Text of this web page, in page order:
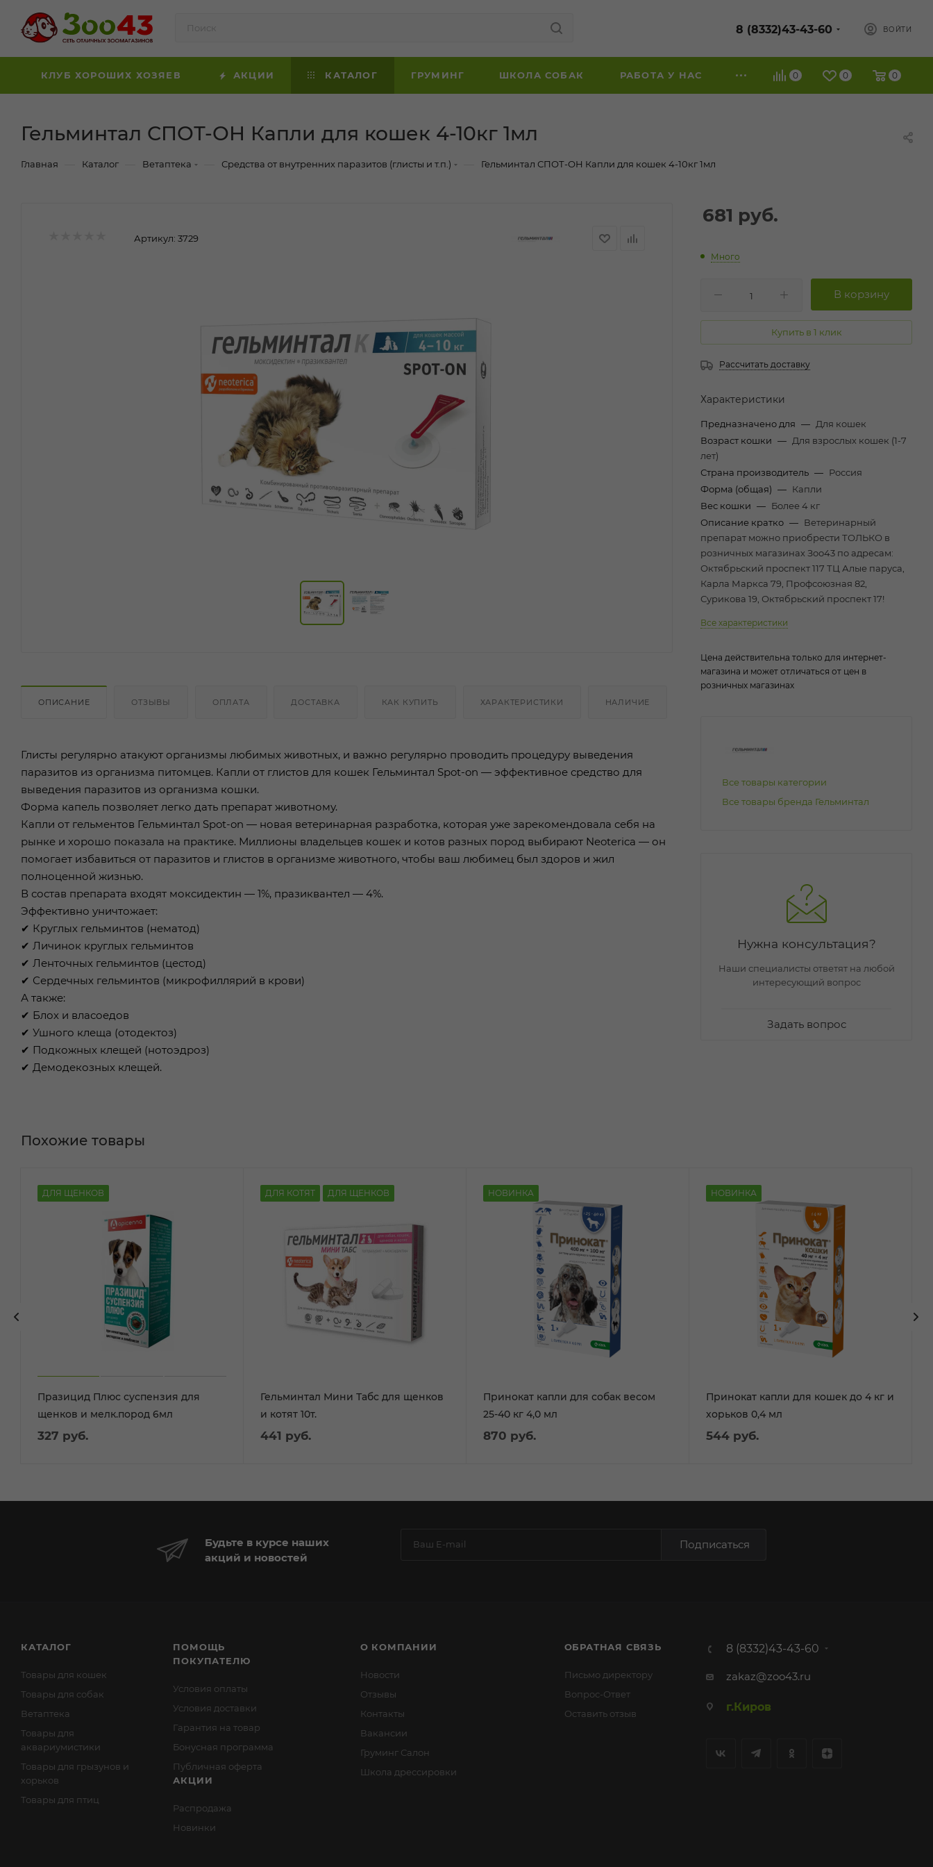
8 (8332)43-43-60 ВОЙТИ
0 0 0
КЛУБ ХОРОШИХ ХОЗЯЕВ АКЦИИ КАТАЛОГ ГРУМИНГ ШКОЛА СОБАК РАБОТА У НАС
Гельминтал СПОТ-ОН Капли для кошек 4-10кг 1мл
Главная Каталог Ветаптека Средства от внутренних паразитов (глисты и т.п.) Гельминтал СПОТ-ОН Капли для кошек 4-10кг 1мл
Артикул: 3729
ОПИСАНИЕ ОТЗЫВЫ ОПЛАТА ДОСТАВКА КАК КУПИТЬ ХАРАКТЕРИСТИКИ НАЛИЧИЕ
Глисты регулярно атакуют организмы любимых животных, и важно регулярно проводить процедуру выведения
паразитов из организма питомцев. Капли от глистов для кошек Гельминтал Spot-on — эффективное средство для
выведения паразитов из организма кошки.
Форма капель позволяет легко дать препарат животному.
Капли от гельментов Гельминтал Spot-on — новая ветеринарная разработка, которая уже зарекомендовала себя на
рынке и хорошо показала на практике. Миллионы владельцев кошек и котов разных пород выбирают Neoterica — он
помогает избавиться от паразитов и глистов в организме животного, чтобы ваш любимец был здоров и жил
полноценной жизнью.
В состав препарата входят моксидектин — 1%, празиквантел — 4%.
Эффективно уничтожает:
✔ Круглых гельминтов (нематод)
✔ Личинок круглых гельминтов
✔ Ленточных гельминтов (цестод)
✔ Сердечных гельминтов (микрофиллярий в крови)
А также:
✔ Блох и власоедов
✔ Ушного клеща (отодектоз)
✔ Подкожных клещей (нотоэдроз)
✔ Демодекозных клещей.
681 руб.
Много
Купить в 1 клик
Рассчитать доставку
Характеристики
Предназначено для — Для кошек
Возраст кошки — Для взрослых кошек (1-7
лет)
Страна производитель — Россия
Форма (общая) — Капли
Вес кошки — Более 4 кг
Описание кратко — Ветеринарный
препарат можно приобрести ТОЛЬКО в
розничных магазинах Зоо43 по адресам:
Октябрьский проспект 117 ТЦ Алые паруса,
Карла Маркса 79, Профсоюзная 82,
Сурикова 19, Октябрьский проспект 17!
Все характеристики
Цена действительна только для интернет-
магазина и может отличаться от цен в
розничных магазинах
Все товары категории
Все товары бренда Гельминтал
Нужна консультация?
Наши специалисты ответят на любой
интересующий вопрос
Задать вопрос
ДЛЯ ЩЕНКОВ
Празицид Плюс суспензия для
щенков и мелк.пород 6мл
327 руб.
ДЛЯ КОТЯТ ДЛЯ ЩЕНКОВ
Гельминтал Мини Табс для щенков
и котят 10т.
441 руб.
НОВИНКА
Принокат капли для собак весом
25-40 кг 4,0 мл
870 руб.
НОВИНКА
Принокат капли для кошек до 4 кг и
хорьков 0,4 мл
544 руб.
Похожие товары
Будьте в курсе наших
акций и новостей
Подписаться
КАТАЛОГ
Товары для кошек
Товары для собак
Ветаптека
Товары для
аквариумистики
Товары для грызунов и
хорьков
Товары для птиц
ПОМОЩЬ
ПОКУПАТЕЛЮ
Условия оплаты
Условия доставки
Гарантия на товар
Бонусная программа
Публичная оферта
АКЦИИ
Распродажа
Новинки
О КОМПАНИИ
Новости
Отзывы
Контакты
Вакансии
Груминг Салон
Школа дрессировки
ОБРАТНАЯ СВЯЗЬ
Письмо директору
Вопрос-Ответ
Оставить отзыв
8 (8332)43-43-60
zakaz@zoo43.ru
г.Киров